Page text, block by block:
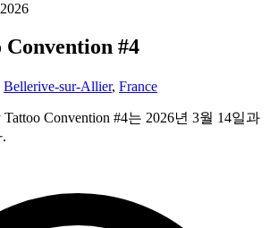
2026
#4
Bellerive-sur-Allier, France
Convention #4는 2026년 3월 14일과